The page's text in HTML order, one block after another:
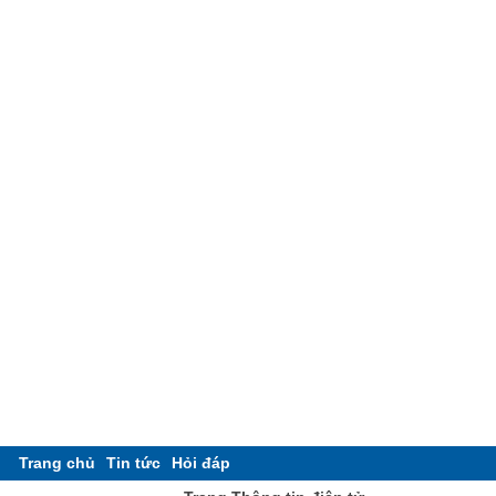
Trang chủ Tin tức
Hỏi đáp